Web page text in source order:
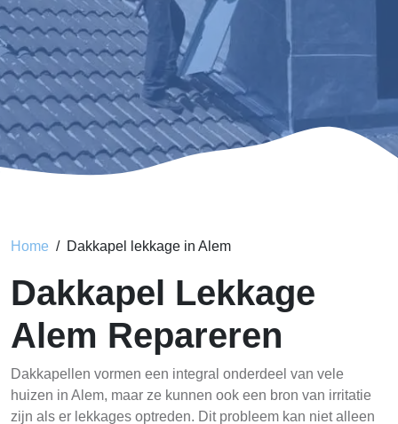
Home Dakkapel lekkage in Alem
Dakkapel Lekkage
Alem Repareren
Dakkapellen vormen een integral onderdeel van vele
huizen in Alem, maar ze kunnen ook een bron van irritatie
zijn als er lekkages optreden. Dit probleem kan niet alleen